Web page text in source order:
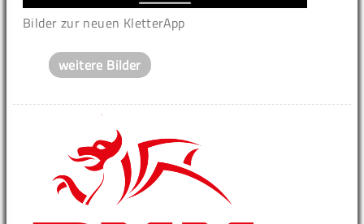
Bilder zur neuen KletterApp
weitere Bilder